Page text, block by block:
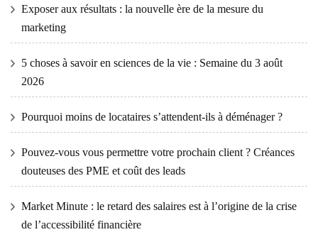
Exposer aux résultats : la nouvelle ère de la mesure du
marketing
5 choses à savoir en sciences de la vie : Semaine du 3 août
2026
Pourquoi moins de locataires s’attendent-ils à déménager ?
Pouvez-vous vous permettre votre prochain client ? Créances
douteuses des PME et coût des leads
Market Minute : le retard des salaires est à l’origine de la crise
de l’accessibilité financière